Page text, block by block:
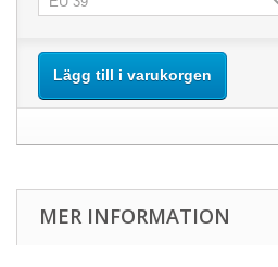
Lägg till i varukorgen
MER INFORMATION